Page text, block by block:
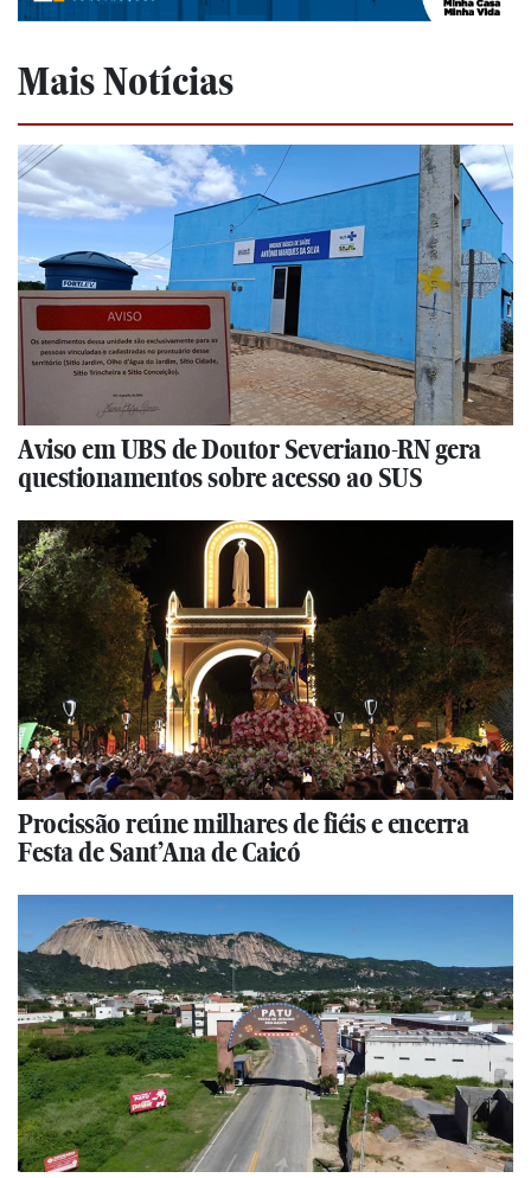
Mais Notícias
Aviso em UBS de Doutor Severiano-RN gera
questionamentos sobre acesso ao SUS
Procissão reúne milhares de fiéis e encerra
Festa de Sant’Ana de Caicó